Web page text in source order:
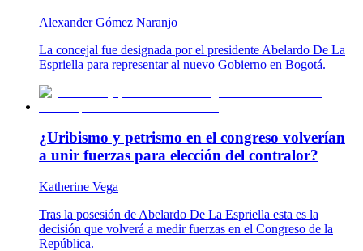
Alexander Gómez Naranjo
La concejal fue designada por el presidente Abelardo De La
Espriella para representar al nuevo Gobierno en Bogotá.
¿Uribismo y petrismo en el congreso volverían
a unir fuerzas para elección del contralor?
Katherine Vega
Tras la posesión de Abelardo De La Espriella esta es la
decisión que volverá a medir fuerzas en el Congreso de la
República.